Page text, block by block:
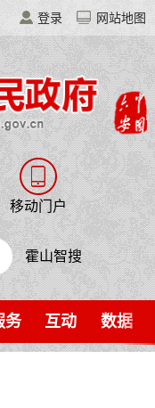
登录 网站地图
移动门户
霍山智搜
务 互动 数据